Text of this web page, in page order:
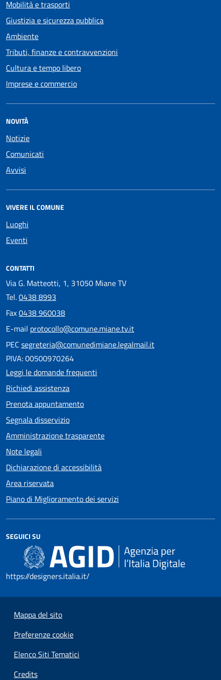
Mobilità e trasporti
Giustizia e sicurezza pubblica
Ambiente
Tributi, finanze e contravvenzioni
Cultura e tempo libero
Imprese e commercio
NOVITÀ
Notizie
Comunicati
Avvisi
VIVERE IL COMUNE
Luoghi
Eventi
CONTATTI
Via G. Matteotti, 1, 31050 Miane TV
Tel.0438 8993
Fax0438 960038
E-mail protocollo@comune.miane.tv.it
PEC segreteria@comunedimiane.legalmail.it
PIVA: 00500970264
Leggi le domande frequenti
Richiedi assistenza
Prenota appuntamento
Segnala disservizio
Amministrazione trasparente
Note legali
Dichiarazione di accessibilità
Area riservata
Piano di Miglioramento dei servizi
SEGUICI SU
https://designers.italia.it/
Mappa del sito
Preferenze cookie
Elenco Siti Tematici
Credits